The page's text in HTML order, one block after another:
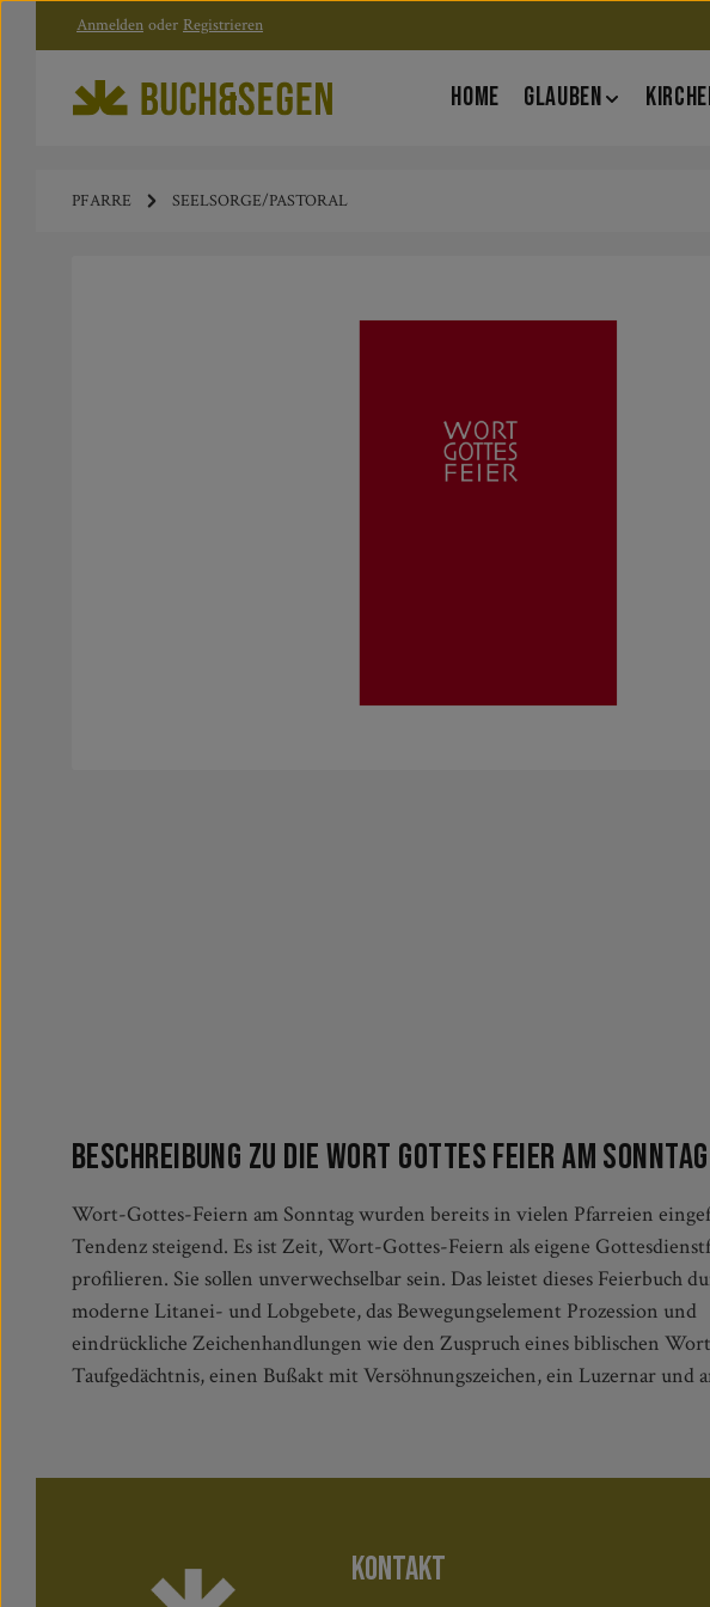
Zum Hauptinhalt springen
Zur Hauptnavigation springen
Anmelden oder Registrieren
HOME GLAUBEN
PFARRE SEELSORGE/PASTORAL
Beschreibung zu Die Wort Gottes Feier am Sonntag
Wort-Gottes-Feiern am Sonntag wurden bereits in vielen Pfarreien
Tendenz steigend. Es ist Zeit, Wort-Gottes-Feiern als eigene
profilieren. Sie sollen unverwechselbar sein. Das leistet dieses Feierbuch
moderne Litanei- und Lobgebete, das Bewegungselement Prozession und
eindrückliche Zeichenhandlungen wie den Zuspruch eines biblischen
Taufgedächtnis, einen Bußakt mit Versöhnungszeichen, ein Luzernar und
Das Buch verbindet die klare Struktur einer Grundform mit zahlreichen
Auswahl. Außerdem bietet es Anregungen für eine Feier mit Kindern,
KONTAKT